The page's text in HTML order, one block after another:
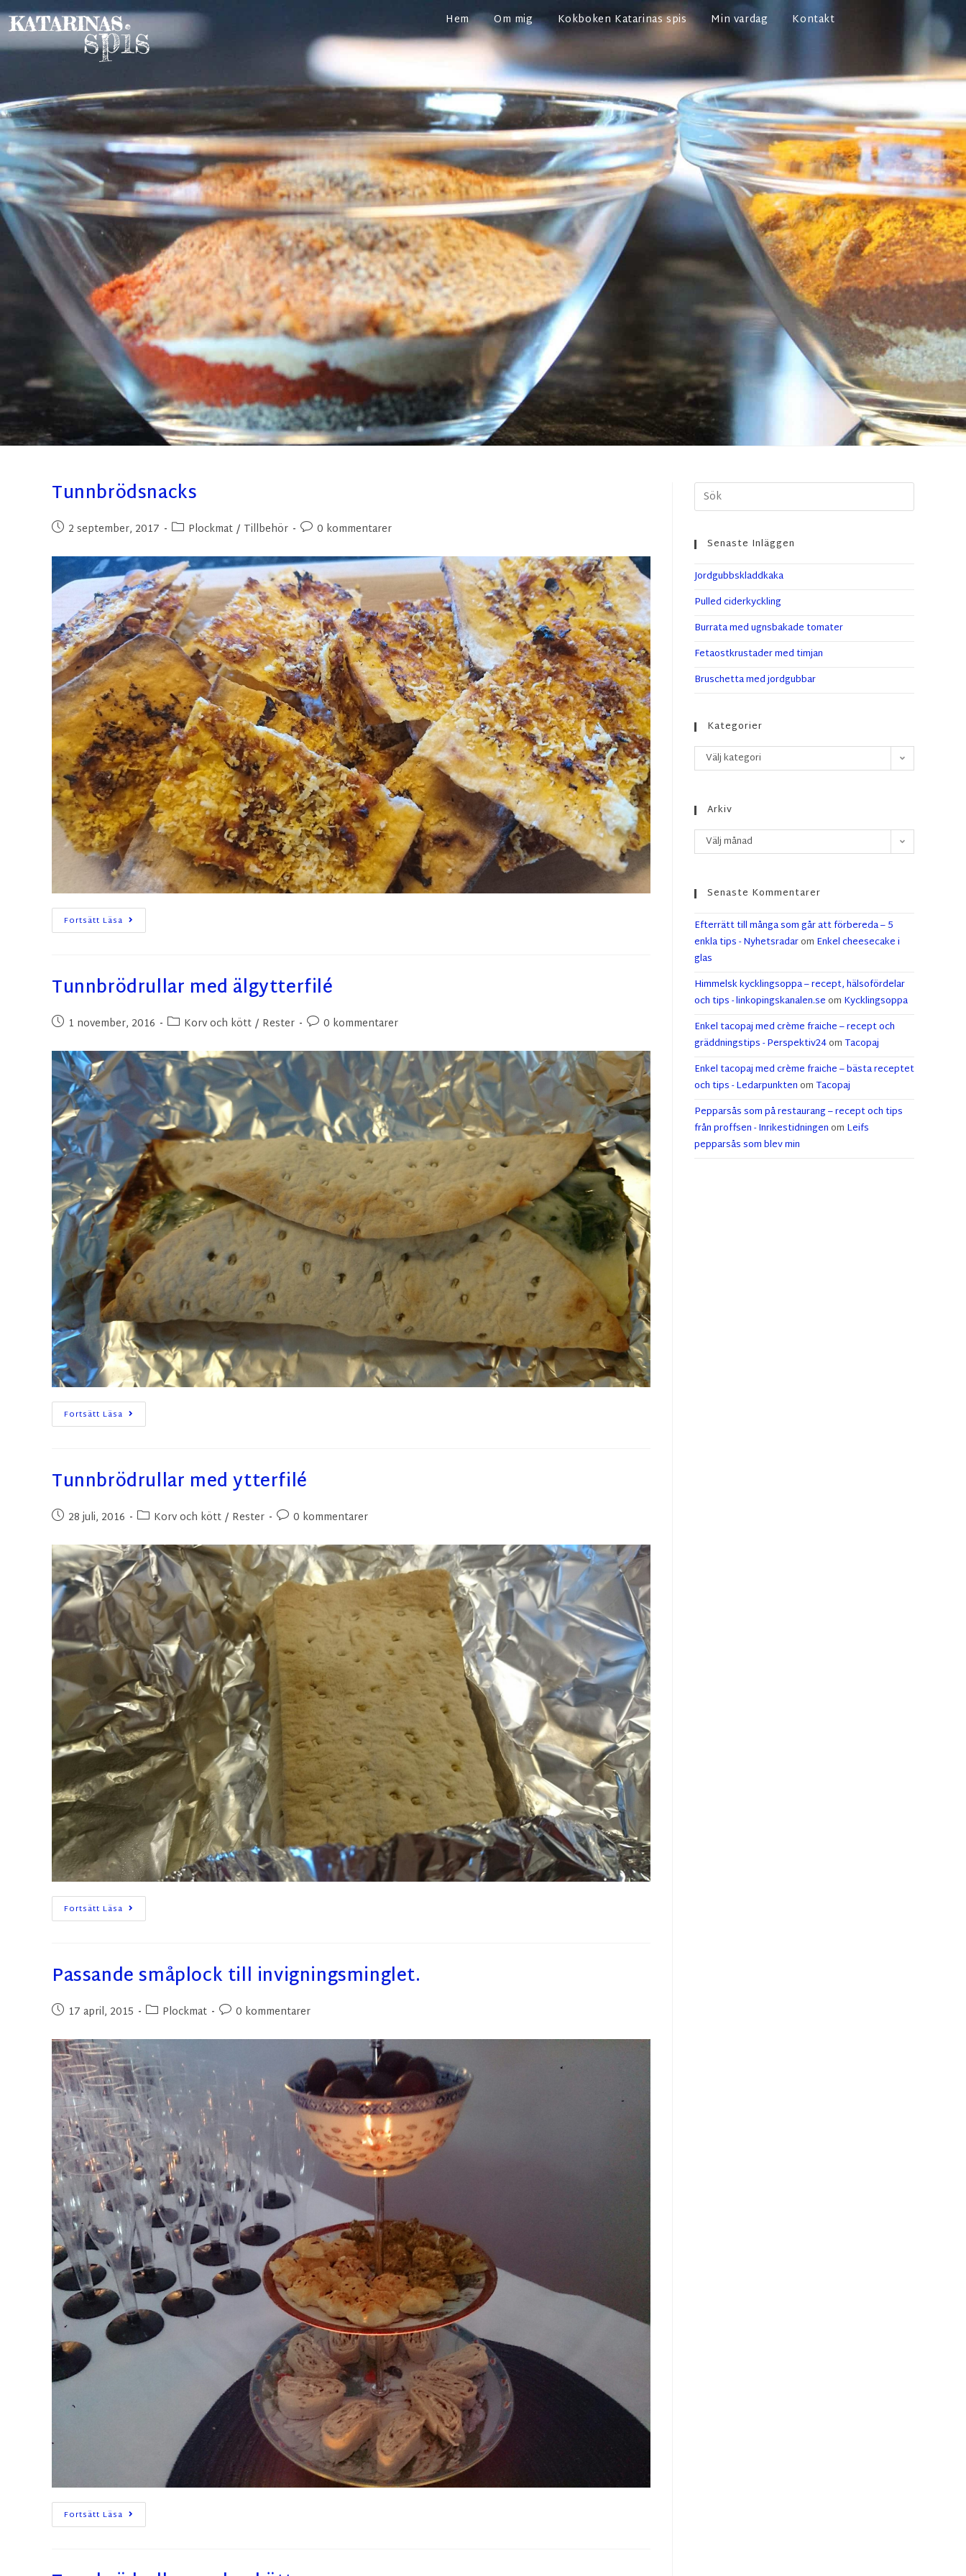
Hem Om mig Kokboken Katarinas spis Min vardag Kontakt
Tunnbrödsnacks
2 september, 2017 Plockmat / Tillbehör 0 kommentarer
Fortsätt Läsa
Tunnbrödrullar med älgytterfilé
1 november, 2016 Korv och kött / Rester 0 kommentarer
Fortsätt Läsa
Tunnbrödrullar med ytterfilé
28 juli, 2016 Korv och kött / Rester 0 kommentarer
Fortsätt Läsa
Passande småplock till invigningsminglet.
17 april, 2015 Plockmat 0 kommentarer
Fortsätt Läsa
Senaste Inläggen
Jordgubbskladdkaka
Pulled ciderkyckling
Burrata med ugnsbakade tomater
Fetaostkrustader med timjan
Bruschetta med jordgubbar
Kategorier
Välj kategori
Arkiv
Välj månad
Senaste Kommentarer
Efterrätt till många som går att förbereda – 5
enkla tips - Nyhetsradarom Enkel cheesecake i
glas
Himmelsk kycklingsoppa – recept, hälsofördelar
och tips - linkopingskanalen.seom Kycklingsoppa
Enkel tacopaj med crème fraiche – recept och
gräddningstips - Perspektiv24omTacopaj
Enkel tacopaj med crème fraiche – bästa receptet
och tips - LedarpunktenomTacopaj
Pepparsås som på restaurang – recept och tips
från proffsen - Inrikestidningenom Leifs
pepparsås som blev min